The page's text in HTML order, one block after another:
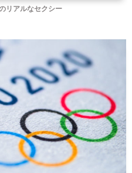
リアルなセクシー